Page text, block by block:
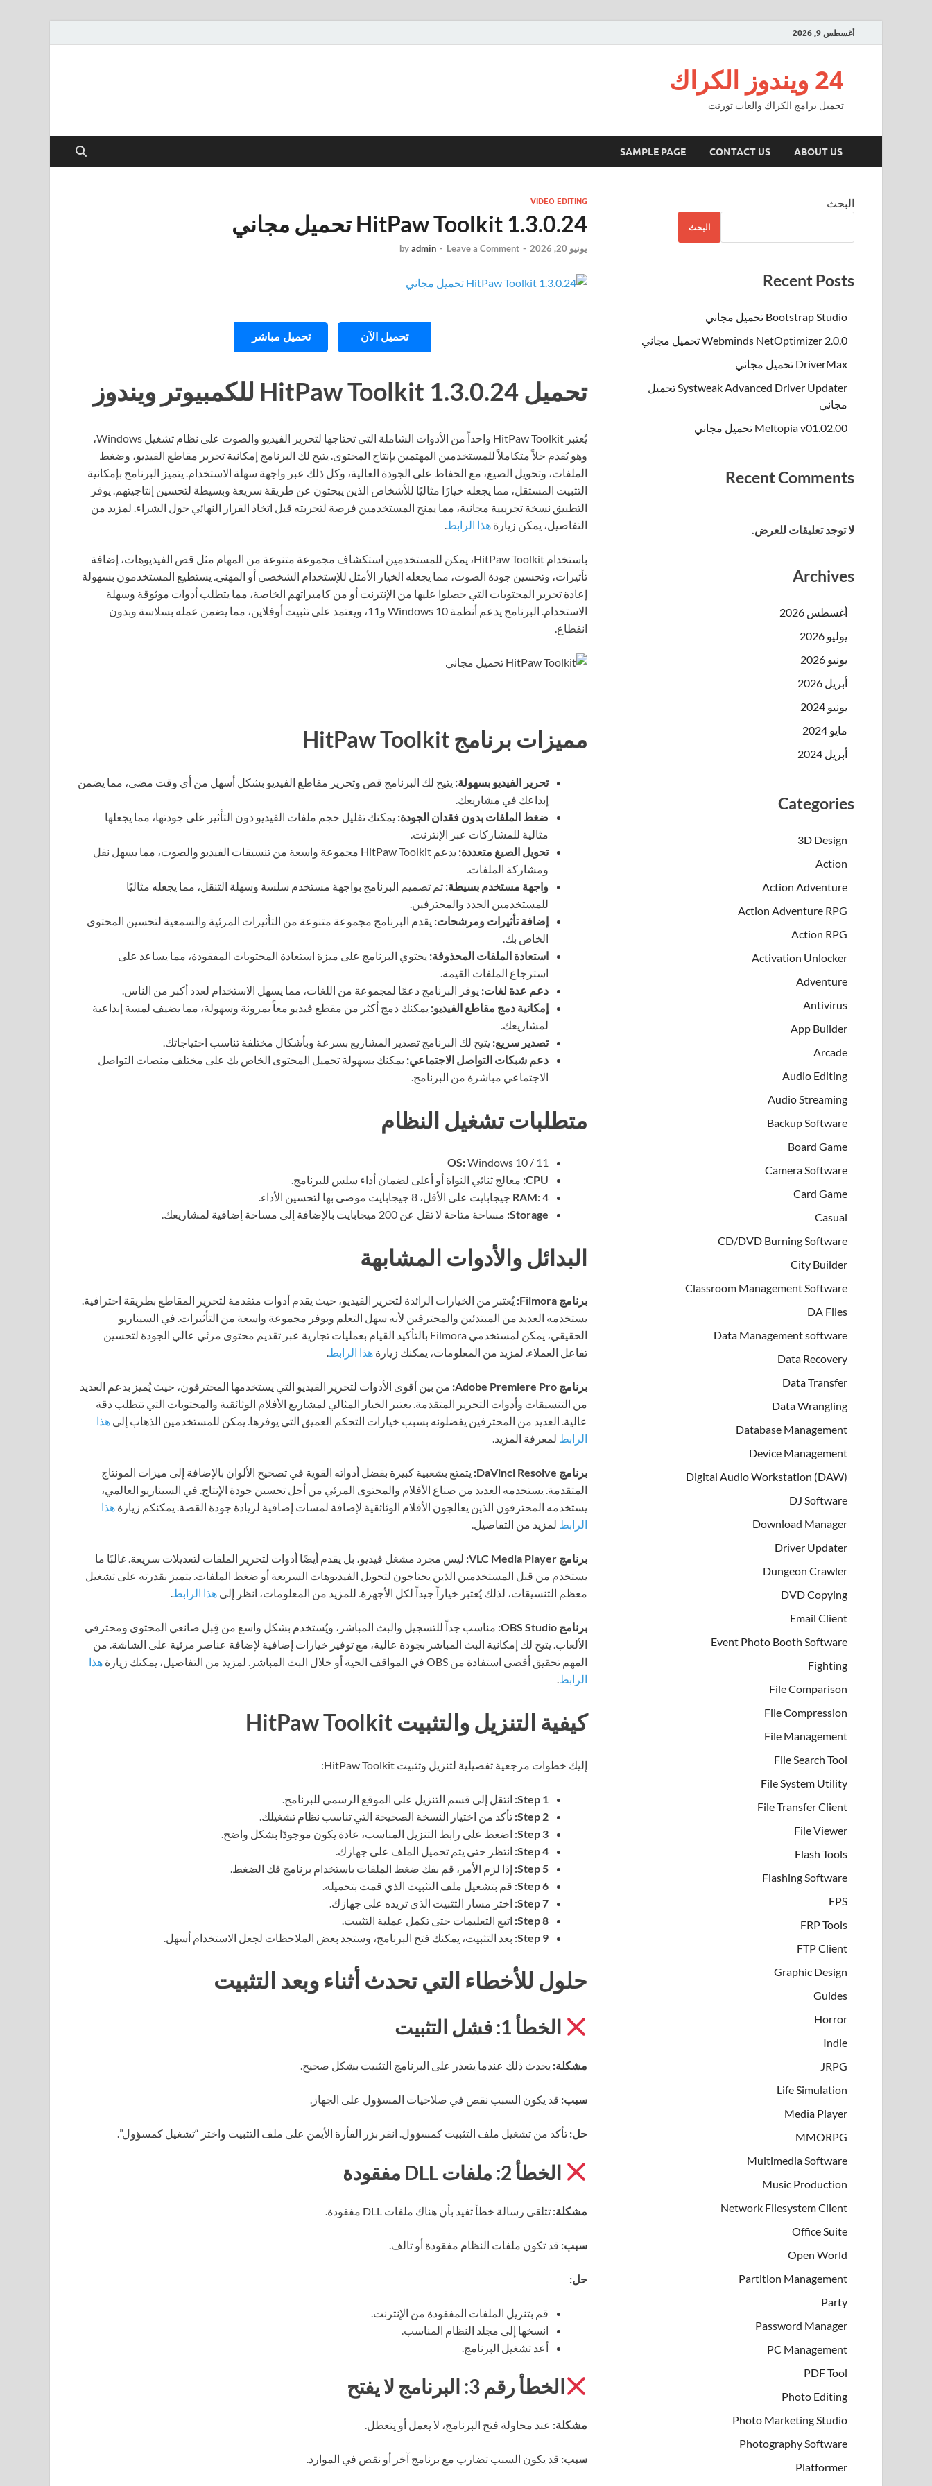
أغسطس 9, 2026
24 ويندوز الكراك
تحميل برامج الكراك والعاب تورنت
ABOUT US
CONTACT US
SAMPLE PAGE
VIDEO EDITING
HitPaw Toolkit 1.3.0.24 تحميل مجاني
يونيو 20, 2026 -
byadmin - Leave a Comment
تحميل الآن تحميل مباشر
تحميل HitPaw Toolkit 1.3.0.24 للكمبيوتر ويندوز
يُعتبر HitPaw Toolkit واحداً من الأدوات الشاملة التي تحتاجها لتحرير الفيديو والصوت على نظام تشغيل Windows،
وهو يُقدم حلاً متكاملاً للمستخدمين المهتمين بإنتاج المحتوى. يتيح لك البرنامج إمكانية تحرير مقاطع الفيديو، وضغط
الملفات، وتحويل الصيغ، مع الحفاظ على الجودة العالية، وكل ذلك عبر واجهة سهلة الاستخدام. يتميز البرنامج بإمكانية
التثبيت المستقل، مما يجعله خيارًا مثاليًا للأشخاص الذين يبحثون عن طريقة سريعة وبسيطة لتحسين إنتاجيتهم. يوفر
التطبيق نسخة تجريبية مجانية، مما يمنح المستخدمين فرصة لتجربته قبل اتخاذ القرار النهائي حول الشراء. لمزيد من
التفاصيل، يمكن زيارة هذا الرابط.
باستخدام HitPaw Toolkit، يمكن للمستخدمين استكشاف مجموعة متنوعة من المهام مثل قص الفيديوهات، إضافة
تأثيرات، وتحسين جودة الصوت، مما يجعله الخيار الأمثل للإستخدام الشخصي أو المهني. يستطيع المستخدمون بسهولة
إعادة تحرير المحتويات التي حصلوا عليها من الإنترنت أو من كاميراتهم الخاصة، مما يتطلب أدوات موثوقة وسهلة
الاستخدام. البرنامج يدعم أنظمة Windows 10 و11، ويعتمد على تثبيت أوفلاين، مما يضمن عمله بسلاسة وبدون
انقطاع.
مميزات برنامج HitPaw Toolkit
تحرير الفيديو بسهولة: يتيح لك البرنامج قص وتحرير مقاطع الفيديو بشكل أسهل من أي وقت مضى، مما يضمن
إبداعك في مشاريعك.
ضغط الملفات بدون فقدان الجودة: يمكنك تقليل حجم ملفات الفيديو دون التأثير على جودتها، مما يجعلها
مثالية للمشاركات عبر الإنترنت.
تحويل الصيغ متعددة:
يدعم HitPaw Toolkit مجموعة واسعة من تنسيقات الفيديو والصوت، مما يسهل نقل
ومشاركة الملفات.
واجهة مستخدم بسيطة: تم تصميم البرنامج بواجهة مستخدم سلسة وسهلة التنقل، مما يجعله مثاليًا
للمستخدمين الجدد والمحترفين.
إضافة تأثيرات ومرشحات: يقدم البرنامج مجموعة متنوعة من التأثيرات المرئية والسمعية لتحسين المحتوى
الخاص بك.
استعادة الملفات المحذوفة: يحتوي البرنامج على ميزة استعادة المحتويات المفقودة، مما يساعد على
استرجاع الملفات القيمة.
دعم عدة لغات: يوفر البرنامج دعمًا لمجموعة من اللغات، مما يسهل الاستخدام لعدد أكبر من الناس.
إمكانية دمج مقاطع الفيديو: يمكنك دمج أكثر من مقطع فيديو معاً بمرونة وسهولة، مما يضيف لمسة إبداعية
لمشاريعك.
تصدير سريع: يتيح لك البرنامج تصدير المشاريع بسرعة وبأشكال مختلفة تناسب احتياجاتك.
دعم شبكات التواصل الاجتماعي: يمكنك بسهولة تحميل المحتوى الخاص بك على مختلف منصات التواصل
الاجتماعي مباشرة من البرنامج.
متطلبات تشغيل النظام
OS:Windows 10 / 11
CPU: معالج ثنائي النواة أو أعلى لضمان أداء سلس للبرنامج.
RAM:4 جيجابايت على الأقل، 8 جيجابايت موصى بها لتحسين الأداء.
Storage: مساحة متاحة لا تقل عن 200 ميجابايت بالإضافة إلى مساحة إضافية لمشاريعك.
البدائل والأدوات المشابهة
برنامج Filmora:
يُعتبر من الخيارات الرائدة لتحرير الفيديو، حيث يقدم أدوات متقدمة لتحرير المقاطع بطريقة احترافية.
يستخدمه العديد من المبتدئين والمحترفين لأنه سهل التعلم ويوفر مجموعة واسعة من التأثيرات. في السيناريو
الحقيقي، يمكن لمستخدمي Filmora بالتأكيد القيام بعمليات تجارية عبر تقديم محتوى مرئي عالي الجودة لتحسين
تفاعل العملاء. لمزيد من المعلومات، يمكنك زيارة هذا الرابط.
برنامج Adobe Premiere Pro:
من بين أقوى الأدوات لتحرير الفيديو التي يستخدمها المحترفون، حيث يُميز بدعم العديد
من التنسيقات وأدوات التحرير المتقدمة. يعتبر الخيار المثالي لمشاريع الأفلام الوثائقية والمحتويات التي تتطلب دقة
عالية. العديد من المحترفين يفضلونه بسبب خيارات التحكم العميق التي يوفرها. يمكن للمستخدمين الذهاب إلى هذا
الرابط لمعرفة المزيد.
برنامج DaVinci Resolve:
يتمتع بشعبية كبيرة بفضل أدواته القوية في تصحيح الألوان بالإضافة إلى ميزات المونتاج
المتقدمة. يستخدمه العديد من صناع الأفلام والمحتوى المرئي من أجل تحسين جودة الإنتاج. في السيناريو العالمي،
يستخدمه المحترفون الذين يعالجون الأفلام الوثائقية لإضافة لمسات إضافية لزيادة جودة القصة. يمكنكم زيارة هذا
الرابط لمزيد من التفاصيل.
برنامج VLC Media Player:
ليس مجرد مشغل فيديو، بل يقدم أيضًا أدوات لتحرير الملفات لتعديلات سريعة. غالبًا ما
يستخدم من قبل المستخدمين الذين يحتاجون لتحويل الفيديوهات السريعة أو ضغط الملفات. يتميز بقدرته على تشغيل
معظم التنسيقات، لذلك يُعتبر خياراً جيداً لكل الأجهزة. للمزيد من المعلومات، انظر إلى هذا الرابط.
برنامج OBS Studio:
مناسب جداً للتسجيل والبث المباشر، ويُستخدم بشكل واسع من قِبل صانعي المحتوى ومحترفي
الألعاب. يتيح لك إمكانية البث المباشر بجودة عالية، مع توفير خيارات إضافية لإضافة عناصر مرئية على الشاشة. من
المهم تحقيق أقصى استفادة من OBS في المواقف الحية أو خلال البث المباشر. لمزيد من التفاصيل، يمكنك زيارة
هذا
الرابط.
كيفية التنزيل والتثبيت HitPaw Toolkit
إليك خطوات مرجعية تفصيلية لتنزيل وتثبيت HitPaw Toolkit:
Step 1: انتقل إلى قسم التنزيل على الموقع الرسمي للبرنامج.
Step 2: تأكد من اختيار النسخة الصحيحة التي تناسب نظام تشغيلك.
Step 3: اضغط على رابط التنزيل المناسب، عادة يكون موجودًا بشكل واضح.
Step 4: انتظر حتى يتم تحميل الملف على جهازك.
Step 5: إذا لزم الأمر، قم بفك ضغط الملفات باستخدام برنامج فك الضغط.
Step 6: قم بتشغيل ملف التثبيت الذي قمت بتحميله.
Step 7: اختر مسار التثبيت الذي تريده على جهازك.
Step 8: اتبع التعليمات حتى تكمل عملية التثبيت.
Step 9: بعد التثبيت، يمكنك فتح البرنامج، وستجد بعض الملاحظات لجعل الاستخدام أسهل.
حلول للأخطاء التي تحدث أثناء وبعد التثبيت
الخطأ 1: فشل التثبيت
مشكلة: يحدث ذلك عندما يتعذر على البرنامج التثبيت بشكل صحيح.
سبب: قد يكون السبب نقص في صلاحيات المسؤول على الجهاز.
حل: تأكد من تشغيل ملف التثبيت كمسؤول. انقر بزر الفأرة الأيمن على ملف التثبيت واختر “تشغيل كمسؤول”.
الخطأ 2: ملفات DLL مفقودة
مشكلة: تتلقى رسالة خطأ تفيد بأن هناك ملفات DLL مفقودة.
سبب: قد تكون ملفات النظام مفقودة أو تالف.
حل:
قم بتنزيل الملفات المفقودة من الإنترنت.
انسخها إلى مجلد النظام المناسب.
أعد تشغيل البرنامج.
الخطأ رقم 3: البرنامج لا يفتح
مشكلة: عند محاولة فتح البرنامج، لا يعمل أو يتعطل.
سبب: قد يكون السبب تضارب مع برنامج آخر أو نقص في الموارد.
البحث
البحث
Recent Posts
Bootstrap Studio تحميل مجاني
Webminds NetOptimizer 2.0.0 تحميل مجاني
DriverMax تحميل مجاني
Systweak Advanced Driver Updater تحميل
مجاني
Meltopia v01.02.00 تحميل مجاني
Recent Comments
لا توجد تعليقات للعرض.
Archives
أغسطس 2026
يوليو 2026
يونيو 2026
أبريل 2026
يونيو 2024
مايو 2024
أبريل 2024
Categories
3D Design
Action
Action Adventure
Action Adventure RPG
Action RPG
Activation Unlocker
Adventure
Antivirus
App Builder
Arcade
Audio Editing
Audio Streaming
Backup Software
Board Game
Camera Software
Card Game
Casual
CD/DVD Burning Software
City Builder
Classroom Management Software
DA Files
Data Management software
Data Recovery
Data Transfer
Data Wrangling
Database Management
Device Management
Digital Audio Workstation (DAW)
DJ Software
Download Manager
Driver Updater
Dungeon Crawler
DVD Copying
Email Client
Event Photo Booth Software
Fighting
File Comparison
File Compression
File Management
File Search Tool
File System Utility
File Transfer Client
File Viewer
Flash Tools
Flashing Software
FPS
FRP Tools
FTP Client
Graphic Design
Guides
Horror
Indie
JRPG
Life Simulation
Media Player
MMORPG
Multimedia Software
Music Production
Network Filesystem Client
Office Suite
Open World
Partition Management
Party
Password Manager
PC Management
PDF Tool
Photo Editing
Photo Marketing Studio
Photography Software
Platformer